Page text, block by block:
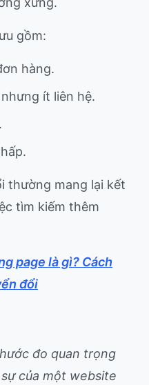
gồm:
hàng.
ít liên hệ.
thường mang lại kết
tìm kiếm thêm
page là gì? Cách
đổi
đo quan trọng
của một website